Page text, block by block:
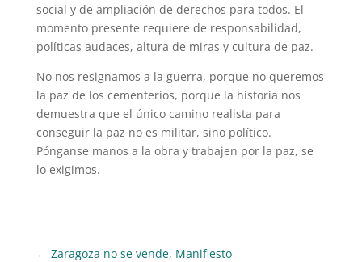
social y de ampliación de derechos para todos. El
momento presente requiere de responsabilidad,
políticas audaces, altura de miras y cultura de paz.
No nos resignamos a la guerra, porque no queremos
la paz de los cementerios, porque la historia nos
demuestra que el único camino realista para
conseguir la paz no es militar, sino político.
Pónganse manos a la obra y trabajen por la paz, se
lo exigimos.
← Zaragoza no se vende, Manifiesto